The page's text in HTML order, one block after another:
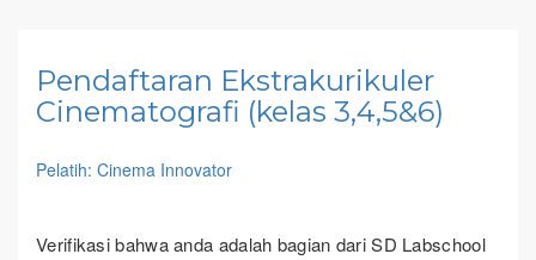
Pendaftaran Ekstrakurikuler
Cinematografi (kelas 3,4,5&6)
Pelatih: Cinema Innovator
Verifikasi bahwa anda adalah bagian dari SD Labschool